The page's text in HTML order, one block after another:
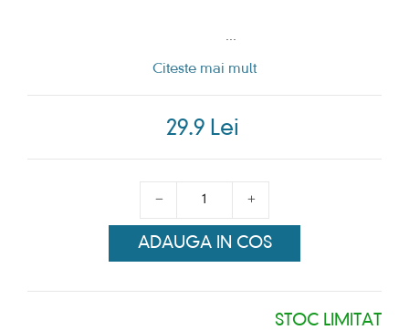
...
Citeste mai mult
29.9 Lei
ADAUGA IN COS
STOC LIMITAT